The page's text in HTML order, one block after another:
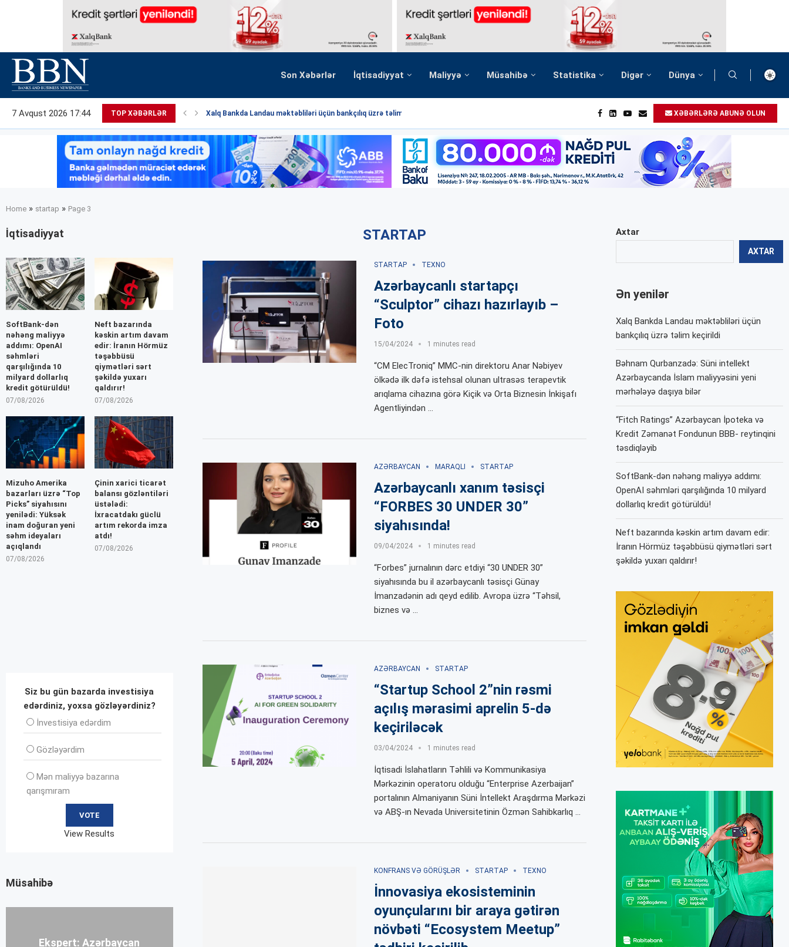
Son Xəbərlər İqtisadiyyat Maliyyə Müsahibə Statistika Digər Dünya
7 Avqust 2026 17:44 TOP XƏBƏRLƏR Xalq Bankda Landau məktəbliləri üçün bankçılıq üzrə təlim... XƏBƏRLƏRƏ ABUNƏ OLUN
Home » startap » Page 3
STARTAP
STARTAP TEXNO
Azərbaycanlı startapçı
“Sculptor” cihazı hazırlayıb –
Foto
15/04/2024 1 minutes read
“CM ElecTroniq” MMC-nin direktoru Anar Nəbiyev
ölkədə ilk dəfə istehsal olunan ultrasəs terapevtik
arıqlama cihazına görə Kiçik və Orta Biznesin İnkişafı
Agentliyindən …
AZƏRBAYCAN MARAQLI STARTAP
Azərbaycanlı xanım təsisçi
“FORBES 30 UNDER 30”
siyahısında!
09/04/2024 1 minutes read
“Forbes” jurnalının dərc etdiyi “30 UNDER 30”
siyahısında bu il azərbaycanlı təsisçi Günay
İmanzadənin adı qeyd edilib. Avropa üzrə “Təhsil,
biznes və …
AZƏRBAYCAN STARTAP
“Startup School 2”nin rəsmi
açılış mərasimi aprelin 5-də
keçiriləcək
03/04/2024 1 minutes read
İqtisadi İslahatların Təhlili və Kommunikasiya
Mərkəzinin operatoru olduğu “Enterprise Azerbaijan”
portalının Almaniyanın Süni İntellekt Araşdırma Mərkəzi
və ABŞ-ın Nevada Universitetinin Özmən Sahibkarlıq …
KONFRANS VƏ GÖRÜŞLƏR STARTAP TEXNO
İnnovasiya ekosisteminin
oyunçularını bir araya gətirən
növbəti “Ecosystem Meetup”
Axtar
AXTAR
Ən yenilər
Xalq Bankda Landau məktəbliləri üçün
bankçılıq üzrə təlim keçirildi
Bəhnam Qurbanzadə: Süni intellekt
Azərbaycanda İslam maliyyəsini yeni
mərhələyə daşıya bilər
“Fitch Ratings” Azərbaycan İpoteka və
Kredit Zəmanət Fondunun BBB- reytinqini
təsdiqləyib
SoftBank-dən nəhəng maliyyə addımı:
OpenAI səhmləri qarşılığında 10 milyard
dollarlıq kredit götürüldü!
Neft bazarında kəskin artım davam edir:
İranın Hörmüz təşəbbüsü qiymətləri sərt
şəkildə yuxarı qaldırır!
İqtisadiyyat
SoftBank-dən
nəhəng maliyyə
addımı: OpenAI
səhmləri
qarşılığında 10
milyard dollarlıq
kredit götürüldü!
07/08/2026
Neft bazarında
kəskin artım davam
edir: İranın Hörmüz
təşəbbüsü
qiymətləri sərt
şəkildə yuxarı
qaldırır!
07/08/2026
Mizuho Amerika
bazarları üzrə “Top
Picks” siyahısını
yenilədi: Yüksək
inam doğuran yeni
səhm ideyaları
açıqlandı
07/08/2026
Çinin xarici ticarət
balansı gözləntiləri
üstələdi:
İxracatdakı güclü
artım rekorda imza
atdı!
07/08/2026
Siz bu gün bazarda investisiya
edərdiniz, yoxsa gözləyərdiniz?
İnvеstisiya edərdim
Gözləyərdim
Mən maliyyə bazarına
qarışmıram
View Results
Müsahibə
Ekspert: Azərbaycan